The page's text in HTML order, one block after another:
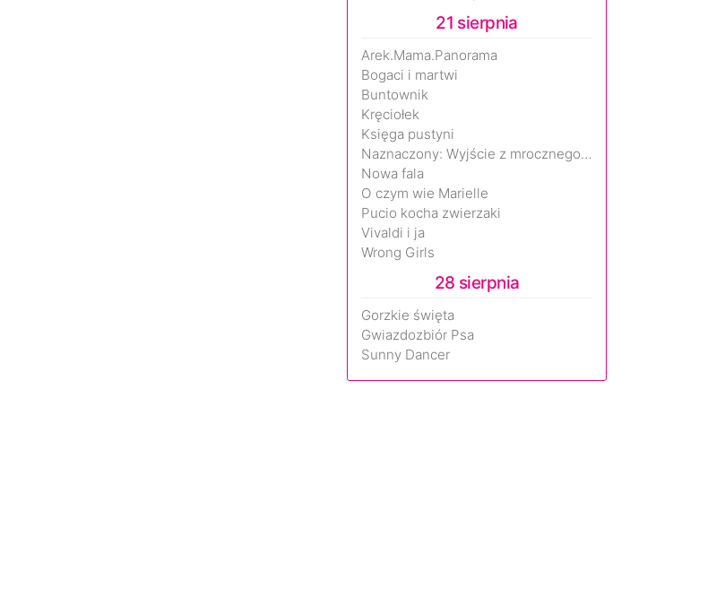
21 sierpnia
Arek.Mama.Panorama
Bogaci i martwi
Buntownik
Kręciołek
Księga pustyni
Naznaczony: Wyjście z mrocznego wymiaru
Nowa fala
O czym wie Marielle
Pucio kocha zwierzaki
Vivaldi i ja
Wrong Girls
28 sierpnia
Gorzkie święta
Gwiazdozbiór Psa
Sunny Dancer